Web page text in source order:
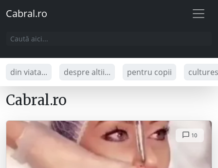
Cabral.ro
din viata... despre altii... pentru copii
Cabral.ro
10